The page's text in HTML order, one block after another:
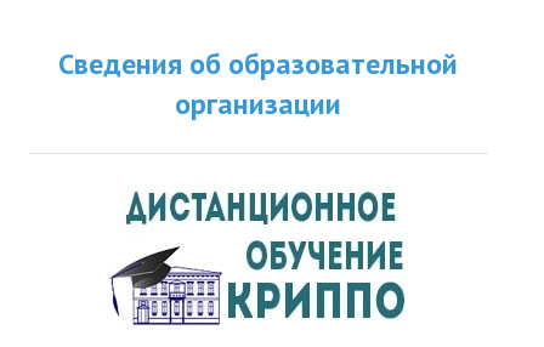
Сведения об образовательной
организации